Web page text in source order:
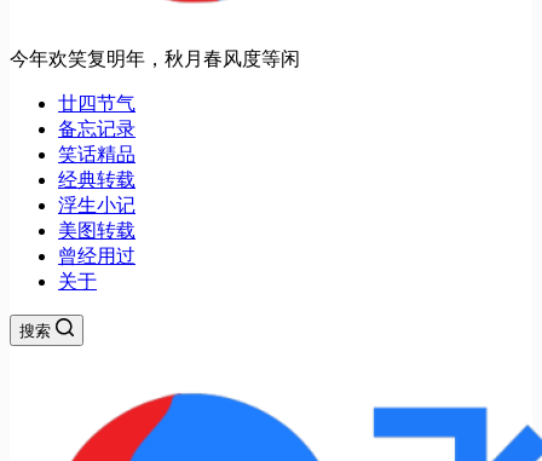
今年欢笑复明年，秋月春风度等闲
廿四节气
备忘记录
笑话精品
经典转载
浮生小记
美图转载
曾经用过
关于
搜索